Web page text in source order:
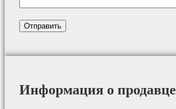
Информация о продавце